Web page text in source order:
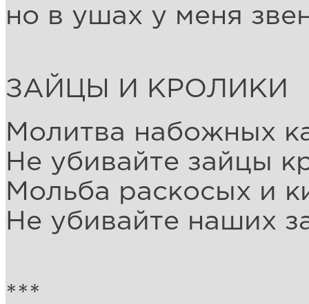
но в ушах у меня
ЗАЙЦЫ И КРОЛИКИ
Молитва набожных
Не убивайте зайцы
Мольба раскосых и
Не убивайте наших
***